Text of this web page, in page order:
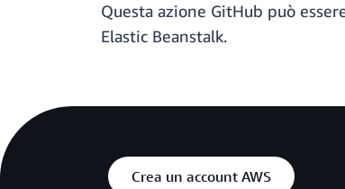
Questa azione GitHub può
Elastic Beanstalk.
Crea un account AWS